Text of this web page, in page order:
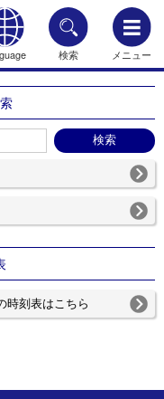
検索 メニュー
時刻表はこちら